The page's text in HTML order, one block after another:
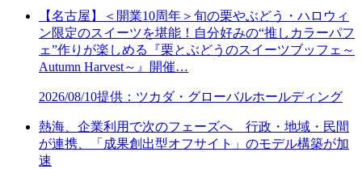
【名古屋】＜開業10周年＞旬の栗やぶどう・ハロウィ
ン限定のスイーツを堪能！自分好みの“推しカラーパフ
ェ”作りが楽しめる『栗とぶどうのスイーツブッフェ～
Autumn Harvest～』開催…
2026/08/10提供：ツカダ・グローバルホールディング
熱海、企業利用で次のフェーズへ 行政・地域・民間
が連携、「成果創出型オフサイト」のモデル構築が加
速